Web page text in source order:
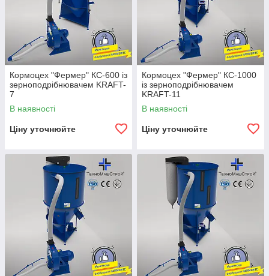
Кормоцех "Фермер" КС-600 із
зерноподрібнювачем KRAFT-
7
В наявності
Ціну уточнюйте
Кормоцех "Фермер" КС-1000
із зерноподрібнювачем
KRAFT-11
В наявності
Ціну уточнюйте